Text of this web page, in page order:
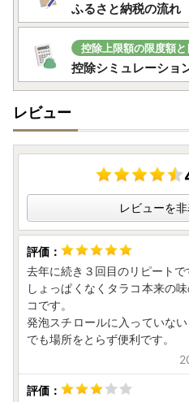
ふるさと納税の流れ
控除上限額の限度額と
控除シミュレーショ
レビュー
レビューを
去年に続き３回目のリピートで
しょっぱくなくタラコ本来の
コです。
発泡スチロールに入っていな
でも場所をとらず便利です。